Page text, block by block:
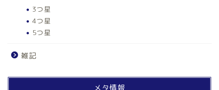
3つ星
4つ星
5つ星
雑記
メタ情報
ホーム